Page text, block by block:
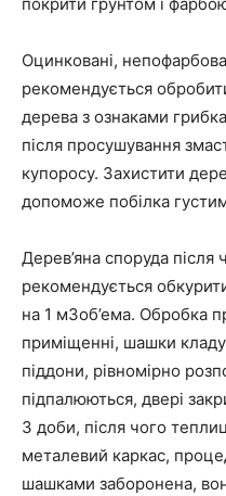
Оцинковані,
рекомендується
дерева з ознаками
після просушування
купоросу. Захистити
допоможе побілка
Дерев’яна споруда
рекомендується
на 1 м3об’ема. Обробка
приміщенні, шашки
піддони, рівномірно
підпалюються, двері
3 доби, після чого
металевий каркас,
шашками заборонена,